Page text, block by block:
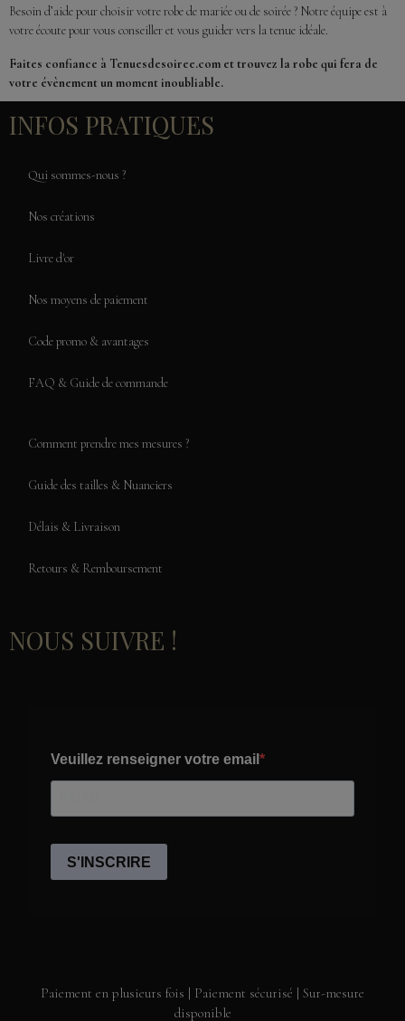
Besoin d’aide pour choisir votre robe de mariée ou de soirée ? Notre équipe est à
votre écoute pour vous conseiller et vous guider vers la tenue idéale.
Faites confiance à Tenuesdesoiree.com et trouvez la robe qui fera de
votre évènement un moment inoubliable.
INFOS PRATIQUES
Qui sommes-nous ?
Nos créations
Livre d'or
Nos moyens de paiement
Code promo & avantages
FAQ & Guide de commande
Comment prendre mes mesures ?
Guide des tailles & Nuanciers
Délais & Livraison
Retours & Remboursement
NOUS SUIVRE !
Paiement en plusieurs fois | Paiement sécurisé | Sur-mesure
disponible